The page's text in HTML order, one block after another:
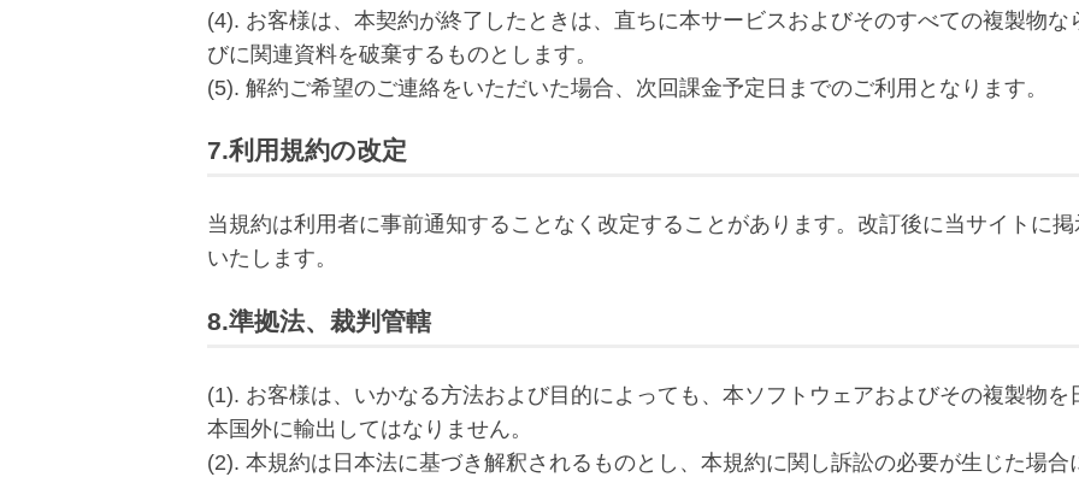
(4). お客様は、本契約が終了したときは、直ちに本サービスおよびそのすべての複製物な
びに関連資料を破棄するものとします。
(5). 解約ご希望のご連絡をいただいた場合、次回課金予定日までのご利用となります。
7.利用規約の改定
当規約は利用者に事前通知することなく改定することがあります。改訂後に当サイトに掲
いたします。
8.準拠法、裁判管轄
(1). お客様は、いかなる方法および目的によっても、本ソフトウェアおよびその複製物を
本国外に輸出してはなりません。
(2). 本規約は日本法に基づき解釈されるものとし、本規約に関し訴訟の必要が生じた場合